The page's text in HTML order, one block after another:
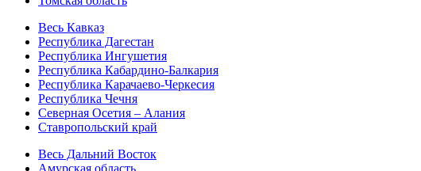
Весь Кавказ
Республика Дагестан
Республика Ингушетия
Республика Кабардино-Балкария
Республика Карачаево-Черкесия
Республика Чечня
Северная Осетия – Алания
Ставропольский край
Весь Дальний Восток
Амурская область